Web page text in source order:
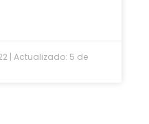
| Actualizado: 5 de